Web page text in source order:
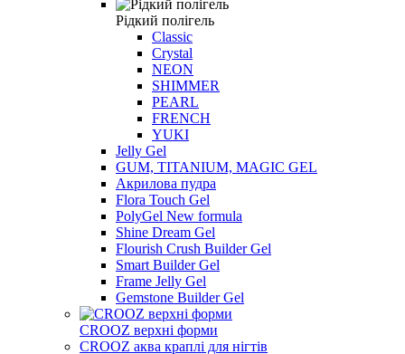
Рідкий полігель
Classic
Crystal
NEON
SHIMMER
PEARL
FRENCH
YUKI
Jelly Gel
GUM, TITANIUM, MAGIC GEL
Акрилова пудра
Flora Touch Gel
PolyGel New formula
Shine Dream Gel
Flourish Crush Builder Gel
Smart Builder Gel
Frame Jelly Gel
Gemstone Builder Gel
CROOZ верхні форми
CROOZ аква краплі для нігтів